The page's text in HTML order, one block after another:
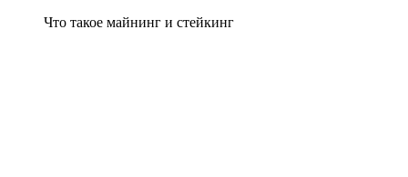
Что такое майнинг и стейкинг